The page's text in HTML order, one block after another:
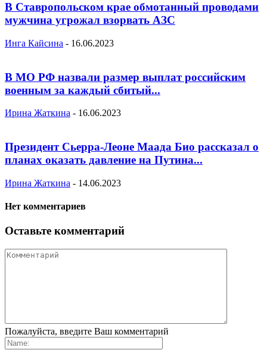
В Ставропольском крае обмотанный проводами
мужчина угрожал взорвать АЗС
Инга Кайсина - 16.06.2023
В МО РФ назвали размер выплат российским
военным за каждый сбитый...
Ирина Жаткина - 16.06.2023
Президент Сьерра-Леоне Маада Био рассказал о
планах оказать давление на Путина...
Ирина Жаткина - 14.06.2023
Нет комментариев
Оставьте комментарий
Пожалуйста, введите Ваш комментарий